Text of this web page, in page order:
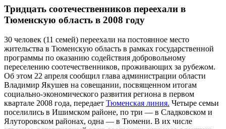
Тридцать соотечественников переехали в
Тюменскую область в 2008 году
30 человек (11 семей) переехали на постоянное место
жительства в Тюменскую область в рамках государственной
программы по оказанию содействия добровольному
переселению соотечественников, проживающих за рубежом.
Об этом 22 апреля сообщил глава администрации области
Владимир Якушев на совещании, посвященном итогам
социально-экономического развития региона в первом
квартале 2008 года, передает Тюменская линия. Четыре семьи
поселились в Ишимском районе, по три — в Сладковском и
Ялуторовском районах, одна — в Тюмени. В их числе